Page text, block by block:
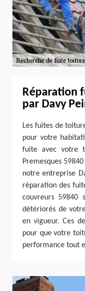
Réparation
par Davy
Les fuites de
pour votre
fuite avec votre
Premesques
notre entreprise
réparation des
couvreurs 59840
détériorés de
en vigueur. Ces
pour que votre
performance tout